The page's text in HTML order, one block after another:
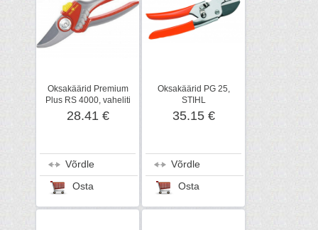
Oksakäärid Premium
Plus RS 4000, vaheliti
terad, WOLF-Garten
28.41 €
Võrdle
Osta
Oksakäärid PG 25,
STIHL
35.15 €
Võrdle
Osta